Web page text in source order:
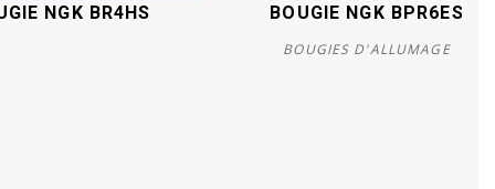
NGK BR4HS BOUGIE NGK BPR6ES
BOUGIES D'ALLUMAGE